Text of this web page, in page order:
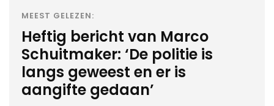
MEEST GELEZEN:
Heftig bericht van Marco
Schuitmaker: ‘De politie is
langs geweest en er is
aangifte gedaan’